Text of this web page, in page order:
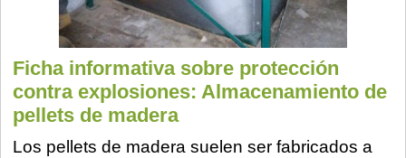
Ficha informativa sobre protección
contra explosiones: Almacenamiento de
pellets de madera
Los pellets de madera suelen ser fabricados a